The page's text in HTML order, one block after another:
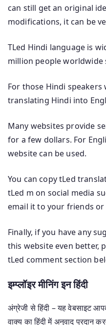
can still get an original
modifications, it can be
TLed Hindi language is
million people worldwide
For those Hindi
translating Hindi into
Many websites provide
for a few dollars. For
website can be used.
You can copy tLed
tLed m on social media
email it to your friends or
Finally, if you have any
this website even better,
tLed comment section
इम्प्लॉइर मीनिंग इन हिंदी
अंग्रेजी से हिंदी – यह वेबसाइट
वाक्य का हिंदी में अनुवाद प्रदान